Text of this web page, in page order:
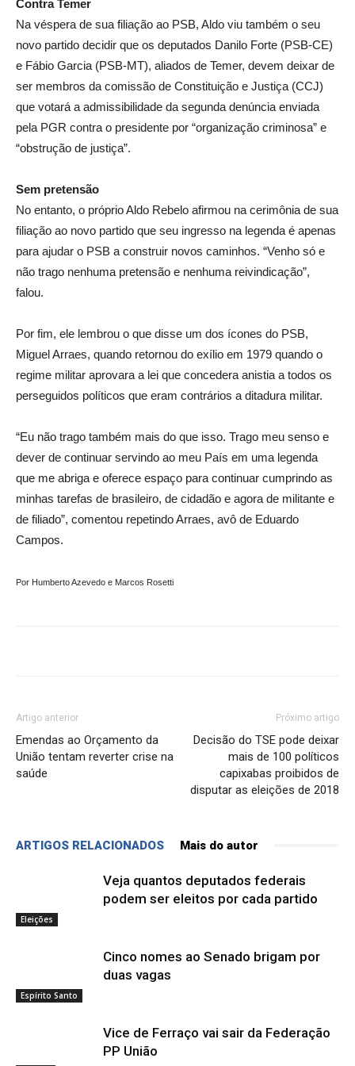
Contra Temer
Na véspera de sua filiação ao PSB, Aldo viu também o seu
novo partido decidir que os deputados Danilo Forte (PSB-CE)
e Fábio Garcia (PSB-MT), aliados de Temer, devem deixar de
ser membros da comissão de Constituição e Justiça (CCJ)
que votará a admissibilidade da segunda denúncia enviada
pela PGR contra o presidente por “organização criminosa” e
“obstrução de justiça”.
Sem pretensão
No entanto, o próprio Aldo Rebelo afirmou na cerimônia de sua
filiação ao novo partido que seu ingresso na legenda é apenas
para ajudar o PSB a construir novos caminhos. “Venho só e
não trago nenhuma pretensão e nenhuma reivindicação”,
falou.
Por fim, ele lembrou o que disse um dos ícones do PSB,
Miguel Arraes, quando retornou do exílio em 1979 quando o
regime militar aprovara a lei que concedera anistia a todos os
perseguidos políticos que eram contrários a ditadura militar.
“Eu não trago também mais do que isso. Trago meu senso e
dever de continuar servindo ao meu País em uma legenda
que me abriga e oferece espaço para continuar cumprindo as
minhas tarefas de brasileiro, de cidadão e agora de militante e
de filiado”, comentou repetindo Arraes, avô de Eduardo
Campos.
Por Humberto Azevedo e Marcos Rosetti
Artigo anterior
Emendas ao Orçamento da
União tentam reverter crise na
saúde
Próximo artigo
Decisão do TSE pode deixar
mais de 100 políticos
capixabas proibidos de
disputar as eleições de 2018
ARTIGOS RELACIONADOS Mais do autor
Eleições
Veja quantos deputados federais
podem ser eleitos por cada partido
Espírito Santo
Cinco nomes ao Senado brigam por
duas vagas
Vice de Ferraço vai sair da Federação
PP União